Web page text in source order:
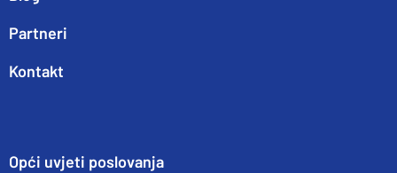
Partneri
Kontakt
Opći uvjeti poslovanja